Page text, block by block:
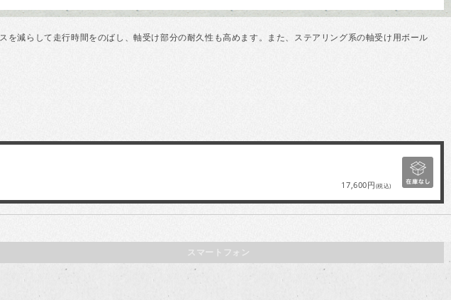
減らして走行時間をのばし、軸受け部分の耐久性も高めます。また、ステアリング系の軸受け用ボール
17,600円(税込)
スマートフォン